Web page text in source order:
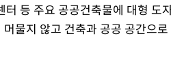
등 주요 공공건축물에 대형 도
물지 않고 건축과 공공 공간으